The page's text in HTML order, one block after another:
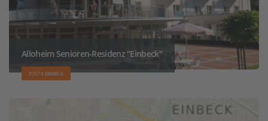
Alloheim Senioren-Residenz "Einbeck"
37574 EINBECK